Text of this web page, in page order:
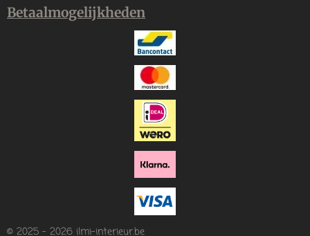
Betaalmogelijkheden
© 2025 - 2026 ilmi-interieur.be